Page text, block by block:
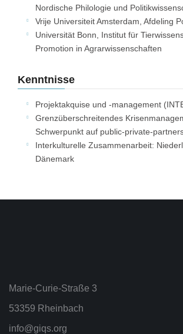
Nordische Philologie und
Vrije Universiteit Amsterdam, Afdeling
Universität Bonn, Institut für
Promotion in Agrarwissenschaften
Kenntnisse
Projektakquise und -management
Grenzüberschreitendes
Schwerpunkt auf public-private-
Interkulturelle Zusammenarbeit:
Dänemark
Marie-Curie-Straße 3
53359 Rheinbach
info@giqs.org